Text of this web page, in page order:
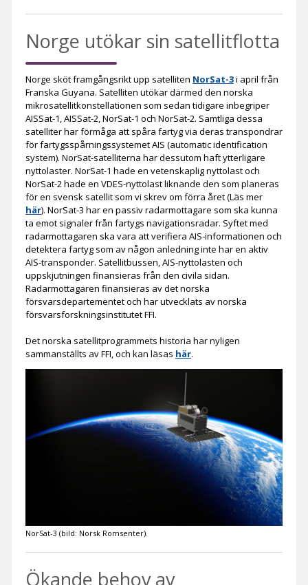
Norge utökar sin satellitflotta
Norge sköt framgångsrikt upp satelliten NorSat-3i april från
Franska Guyana. Satelliten utökar därmed den norska
mikrosatellitkonstellationen som sedan tidigare inbegriper
AISSat-1, AISSat-2, NorSat-1 och NorSat-2. Samtliga dessa
satelliter har förmåga att spåra fartyg via deras transpondrar
för fartygsspårningssystemet AIS (automatic identification
system). NorSat-satelliterna har dessutom haft ytterligare
nyttolaster. NorSat-1 hade en vetenskaplig nyttolast och
NorSat-2 hade en VDES-nyttolast liknande den som planeras
för en svensk satellit som vi skrev om förra året (Läs mer
här). NorSat-3 har en passiv radarmottagare som ska kunna
ta emot signaler från fartygs navigationsradar. Syftet med
radarmottagaren ska vara att verifiera AIS-informationen och
detektera fartyg som av någon anledning inte har en aktiv
AIS-transponder. Satellitbussen, AIS-nyttolasten och
uppskjutningen finansieras från den civila sidan.
Radarmottagaren finansieras av det norska
försvarsdepartementet och har utvecklats av norska
försvarsforskningsinstitutet FFI.
Det norska satellitprogrammets historia har nyligen
sammanställts av FFI, och kan läsas här.
NorSat-3 (bild: Norsk Romsenter).
Ökande behov av